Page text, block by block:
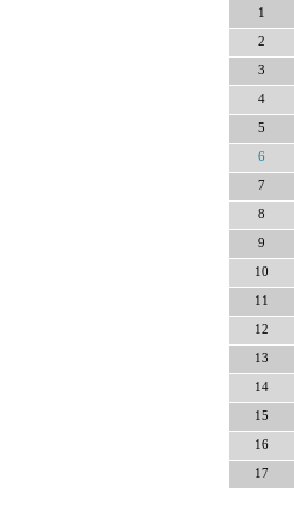
1
2
3
4
5
6
7
8
9
10
11
12
13
14
15
16
17